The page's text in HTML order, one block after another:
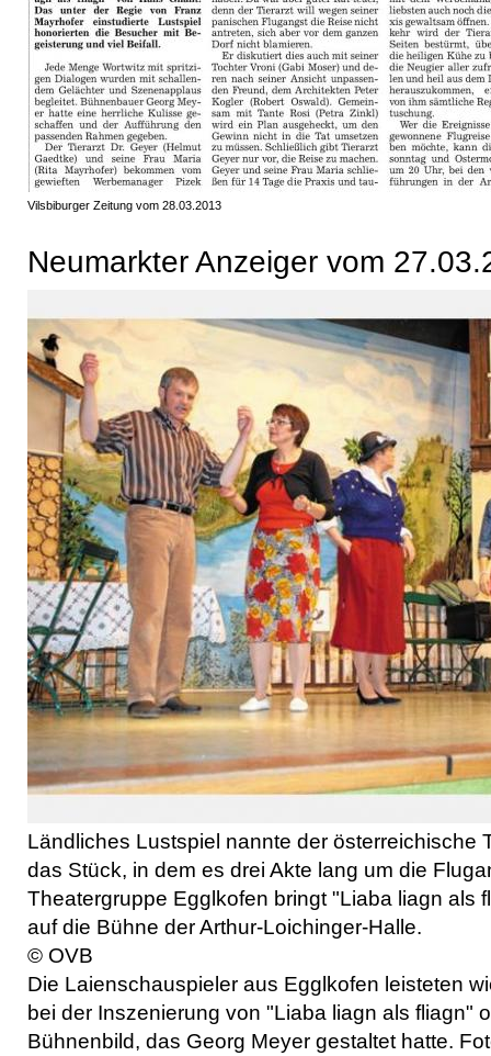
Vilsbiburger Zeitung vom 28.03.2013
Neumarkter Anzeiger vom
Ländliches Lustspiel nannte der österreichische
das Stück, in dem es drei Akte lang um die
Theatergruppe Egglkofen bringt "Liaba liagn als
auf die Bühne der Arthur-Loichinger-Halle.
© OVB
Die Laienschauspieler aus Egglkofen leisteten
bei der Inszenierung von "Liaba liagn als fliagn"
Bühnenbild, das Georg Meyer gestaltet hatte.